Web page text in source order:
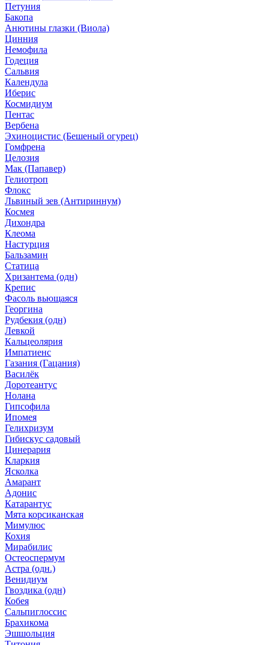
Петуния
Бакопа
Анютины глазки (Виола)
Цинния
Немофила
Годеция
Сальвия
Календула
Иберис
Космидиум
Пентас
Вербена
Эхиноцистис (Бешеный огурец)
Гомфрена
Целозия
Мак (Папавер)
Гелиотроп
Флокс
Львиный зев (Антириннум)
Космея
Дихондра
Клеома
Настурция
Бальзамин
Статица
Хризантема (одн)
Крепис
Фасоль вьющаяся
Георгина
Рудбекия (одн)
Левкой
Кальцеолярия
Импатиенс
Газания (Гацания)
Василёк
Доротеантус
Нолана
Гипсофила
Ипомея
Гелихризум
Гибискус садовый
Цинерария
Кларкия
Ясколка
Амарант
Адонис
Катарантус
Мята корсиканская
Мимулюс
Кохия
Мирабилис
Остеоспермум
Астра (одн.)
Венидиум
Гвоздика (одн)
Кобея
Сальпиглоссис
Брахикома
Эшшольция